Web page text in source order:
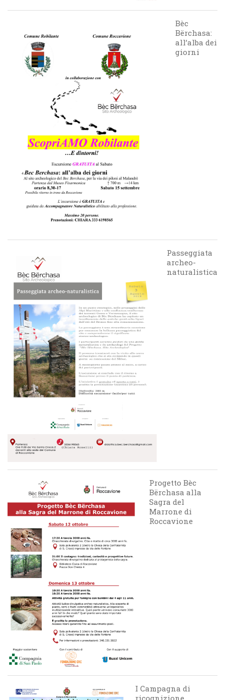
Bèc
Bërchasa:
all’alba dei
giorni
Passeggiata
archeo-
naturalistica
Progetto Bèc
Bërchasa alla
Sagra del
Marrone di
Roccavione
I Campagna di
ricognizione